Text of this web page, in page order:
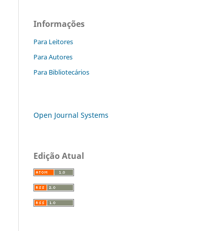
Informações
Para Leitores
Para Autores
Para Bibliotecários
Open Journal Systems
Edição Atual